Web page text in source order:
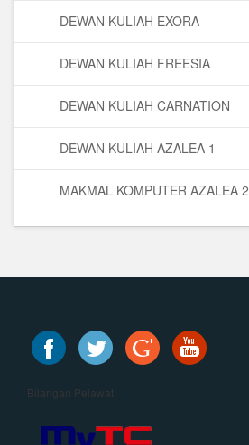
DEWAN KULIAH EXORA
DEWAN KULIAH FREESIA
DEWAN KULIAH CARNATION
DEWAN KULIAH AZALEA 1
MAKMAL KOMPUTER AZALEA 2
Bilangan Pelawat